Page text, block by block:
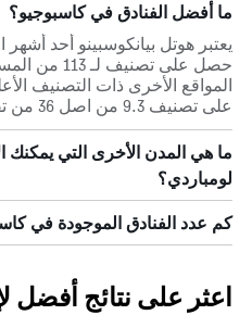
ما أفضل الفنادق في كاسبوجيو؟
يعتبر هوتل بيانكوسبينو أحد
على تصنيف 9.3 من اصل 36 من تقييمات المستخدمين
ما هي المدن الأخرى التي يمكنك
لومباردي؟
كم عدد الفنادق الموجودة في
اعثر على نتائج أفضل